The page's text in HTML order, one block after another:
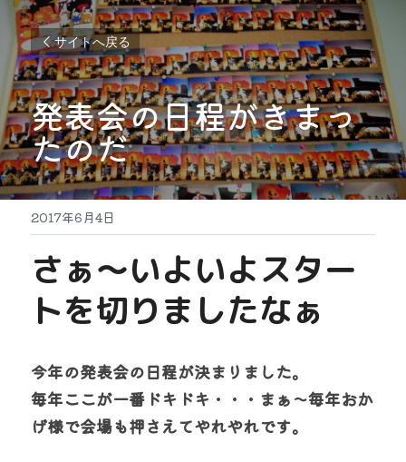
サイトへ戻る
発表会の日程がきまっ
たのだ
2017年6月4日
さぁ～いよいよスター
トを切りましたなぁ
今年の発表会の日程が決まりました。
毎年ここが一番ドキドキ・・・まぁ～毎年おか
げ様で会場も押さえてやれやれです。